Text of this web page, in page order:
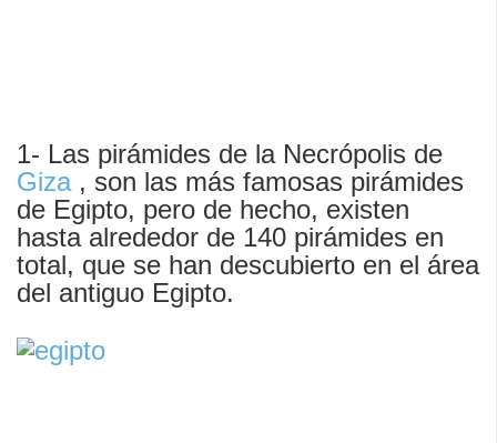
1- Las pirámides de la Necrópolis de
Giza, son las más famosas pirámides
de Egipto, pero de hecho, existen
hasta alrededor de 140 pirámides en
total, que se han descubierto en el área
del antiguo Egipto.